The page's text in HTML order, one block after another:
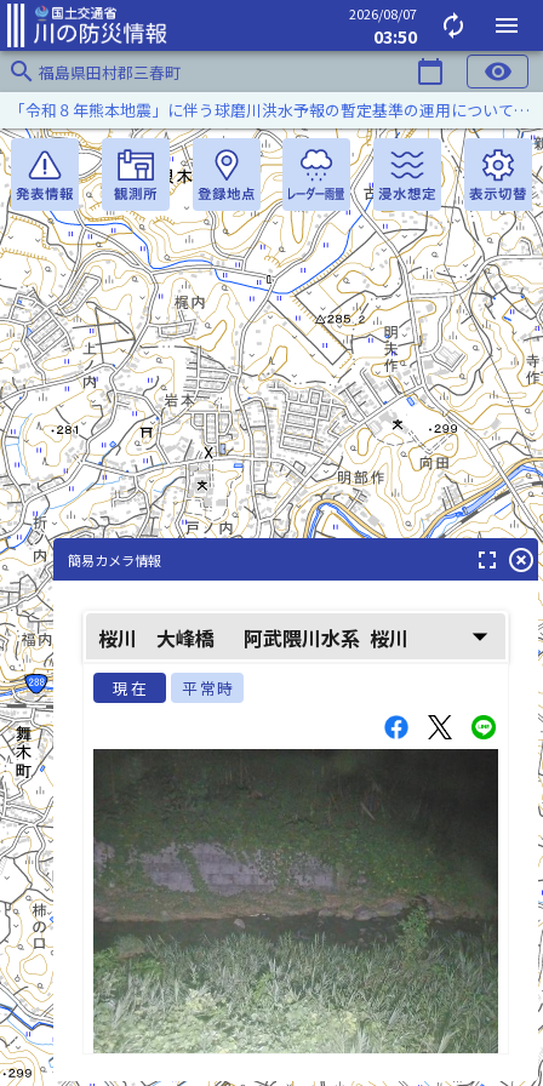
2026/08/07
03:50 autorenew
menu
search 福島県田村郡三春町 calendar_today visibility
桜川(さくらがわ)
「令和８年熊本地震」に伴う球磨川洪水予報の暫定基準の運用について（令和８年８月５日）
list_alt
簡易カメラ情報 fullscreen highlight_off
桜川 大峰橋 阿武隈川水系 桜川 arrow_drop_down
現在 平常時